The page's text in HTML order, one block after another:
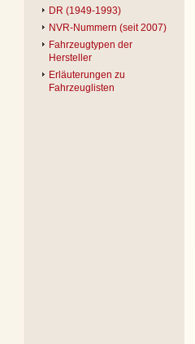
DR (1949-1993)
NVR-Nummern (seit 2007)
Fahrzeugtypen der
Hersteller
Erläuterungen zu
Fahrzeuglisten